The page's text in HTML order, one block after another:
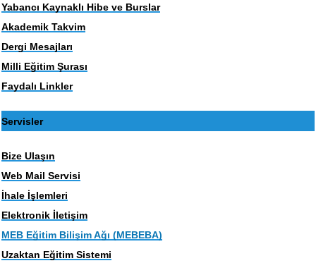
Yabancı Kaynaklı Hibe ve Burslar
Akademik Takvim
Dergi Mesajları
Milli Eğitim Şurası
Faydalı Linkler
Servisler
Bize Ulaşın
Web Mail Servisi
İhale İşlemleri
Elektronik İletişim
MEB Eğitim Bilişim Ağı (MEBEBA)
Uzaktan Eğitim Sistemi